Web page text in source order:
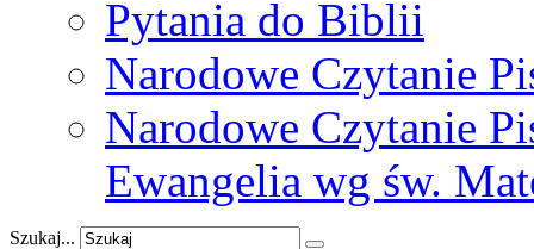
Pytania do Biblii
Narodowe Czytanie
Narodowe Czytanie
Ewangelia wg św.
Szukaj...